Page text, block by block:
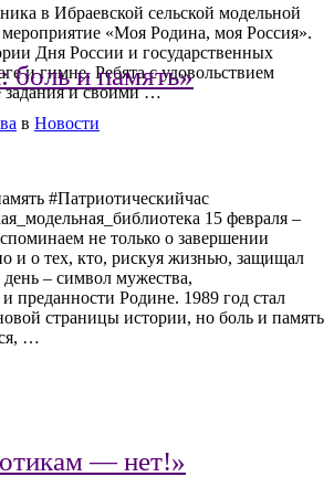
в Ибраевской сельской модельной
«Моя Родина, моя Россия».
Дня России и государственных
и гимне. Ребята с удовольствием
задания и своими …
боль и память»
в Новости
#Патриотическийчас
15 февраля –
не только о завершении
и о тех, кто, рискуя жизнью, защищал
– символ мужества,
преданности Родине. 1989 год стал
страницы истории, но боль и память
…
— нет!»